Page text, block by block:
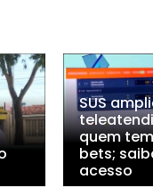
SUS
quem
bets;
acesso